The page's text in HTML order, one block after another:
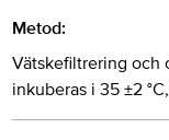
Metod:
Vätskefiltrering och
inkuberas i 35 ±2